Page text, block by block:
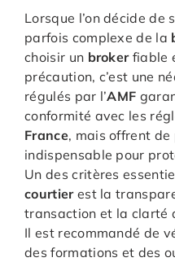
Lorsque l’on décide de
parfois complexe de la
choisir un brokerfiable
précaution, c’est une
régulés par l’AMF
conformité avec les
France, mais offrent de
indispensable pour
Un des critères
courtierest la
transaction et la clarté
Il est recommandé de
des formations et des